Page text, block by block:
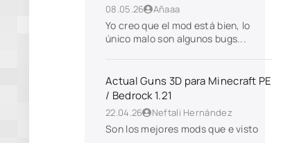
08.05.26 Añaaa
Yo creo que el mod está bien, lo
único malo son algunos bugs...
Actual Guns 3D para Minecraft PE
/ Bedrock 1.21
22.04.26 Neftali Hernández
Son los mejores mods que e visto